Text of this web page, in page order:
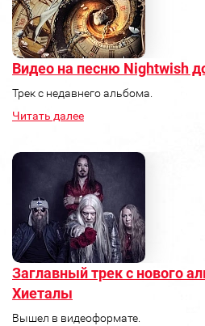
Видео на песню Nightwish
Трек с недавнего альбома.
Читать далее
Заглавный трек с нового
Хиеталы
Вышел в видеоформате.